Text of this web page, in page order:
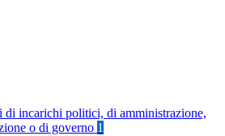
di incarichi politici, di amministrazione,
o di governo 1